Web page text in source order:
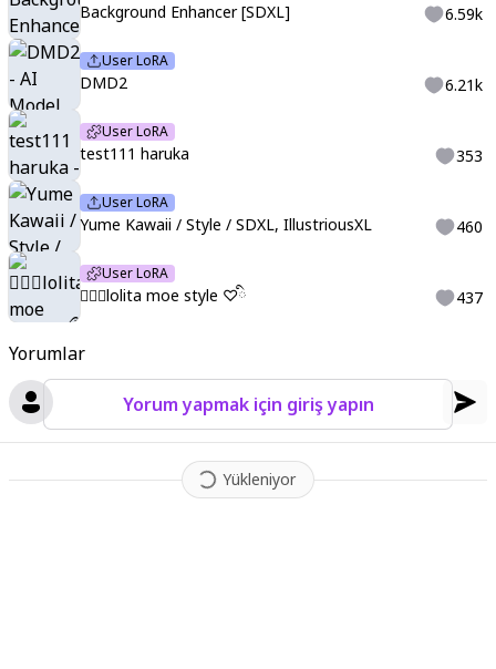
Yorumlar
Yorum yapmak için giriş yapın
Yükleniyor
Background Enhancer [SDXL] 6.59k
User LoRA
DMD2 6.21k
User LoRA
test111 haruka 353
User LoRA
Yume Kawaii / Style / SDXL, IllustriousXL 460
User LoRA
♡ིྀlolita moe style ♡ིྀ 437